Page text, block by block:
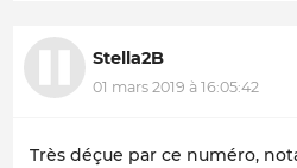
Stella2B
01 mars 2019 à 16:05:42
Très déçue par ce numéro,